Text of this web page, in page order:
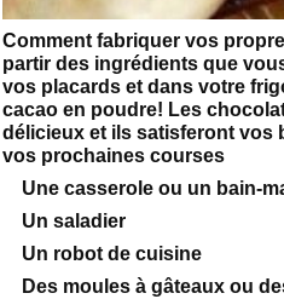
Comment fabriquer vos
partir des ingrédients que
vos placards et dans votre
cacao en poudre! Les
délicieux et ils satisferont vos
vos prochaines courses
Une casserole ou un bain-
Un saladier
Un robot de cuisine
Des moules à gâteaux ou